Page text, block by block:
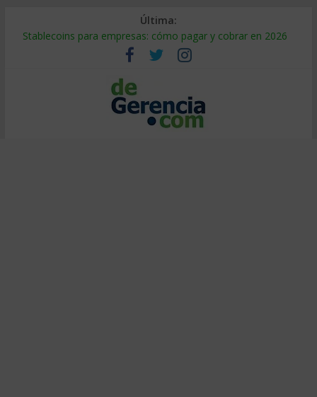
Última:
Stablecoins para empresas: cómo pagar y cobrar en 2026
Despido silencioso: qué es y por qué sale tan caro
IA en selección de personal: cómo auditarla a tiempo
Trabajo forzoso en la cadena de suministro: qué hacer
Mercado hispano de EE. UU.: cómo segmentarlo y venderle